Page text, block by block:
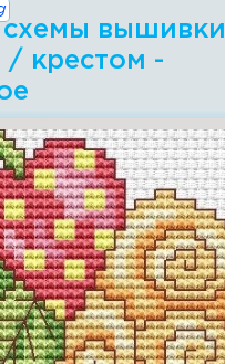
схемы вышивки
/ крестом -